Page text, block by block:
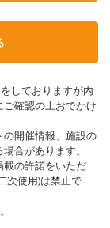
しておりますが内
確認の上おでかけ
開催情報、施設の
合があります。
の許諾をいただ
次使用)は禁止で